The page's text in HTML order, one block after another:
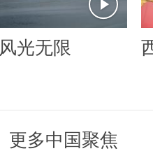
风光无限
更多中国聚焦